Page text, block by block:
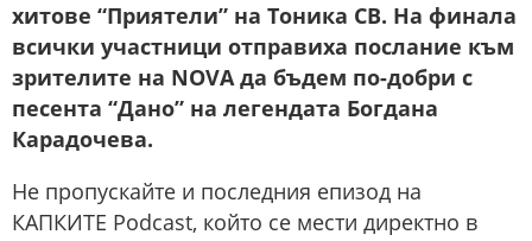
хитове “Приятели” на Тоника СВ. На финала
всички участници отправиха послание към
зрителите на NOVA да бъдем по-добри с
песента “Дано” на легендата Богдана
Карадочева.
Не пропускайте и последния епизод на
КАПКИТЕ Podcast, който се мести директно в